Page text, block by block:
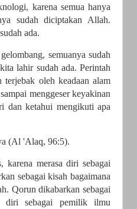
karena semua hanya
sudah diciptakan Allah.
ada.
semuanya sudah
lahir sudah ada. Perintah
terjebak oleh keadaan alam
menggeser keyakinan
dan ketahui mengikuti apa
(Al 'Alaq, 96:5).
karena merasa diri sebagai
sebagai kisah bagaimana
Qorun dikabarkan sebagai
diri sebagai pemilik ilmu